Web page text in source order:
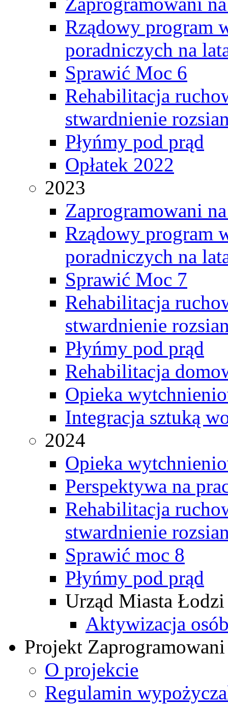
Rządowy program
poradniczych na
Sprawić Moc 6
Rehabilitacja
stwardnienie
Płyńmy pod prąd
Opłatek 2022
2023
Zaprogramowani
Rządowy program
poradniczych na
Sprawić Moc 7
Rehabilitacja
stwardnienie
Płyńmy pod prąd
Rehabilitacja
Opieka
Integracja sztuką
2024
Opieka
Perspektywa na
Rehabilitacja
stwardnienie
Sprawić moc 8
Płyńmy pod prąd
Urząd Miasta Łodzi
Aktywizacja
Projekt
O projekcie
Regulamin